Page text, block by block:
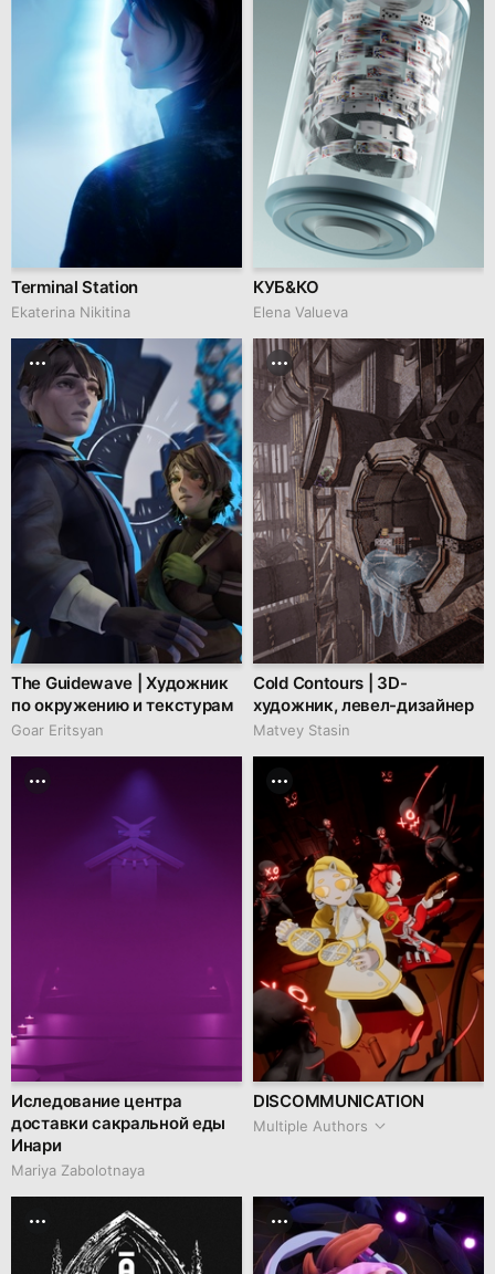
Terminal Station
Ekaterina Nikitina
КУБ&КО
Elena Valueva
The Guidewave | Художник
по окружению и текстурам
Goar Eritsyan
Cold Contours | 3D-
художник, левел-дизайнер
Matvey Stasin
Иследование центра
доставки сакральной еды
Инари
Mariya Zabolotnaya
DISCOMMUNICATION
Multiple Authors